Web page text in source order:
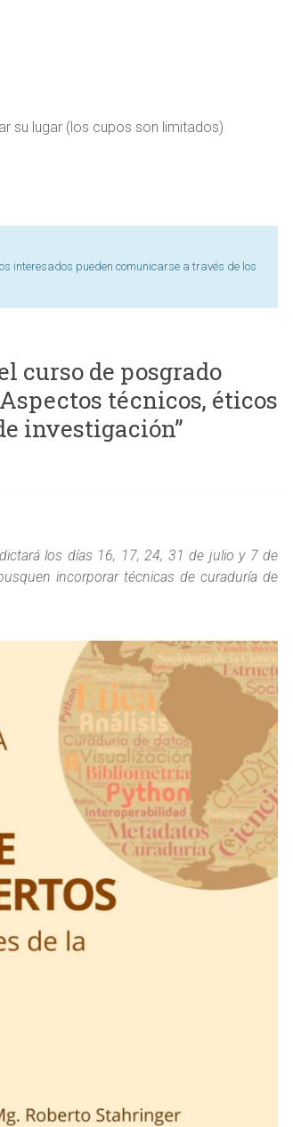
su lugar (los cupos son limitados)
interesados pueden comunicarse a través de los
curso de posgrado
técnicos, éticos
investigación”
los días 16, 17, 24, 31 de julio y 7 de
incorporar técnicas de curaduría de